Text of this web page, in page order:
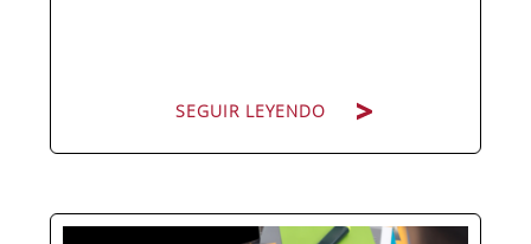
SEGUIR LEYENDO
Hay personas que ocupan puestos de